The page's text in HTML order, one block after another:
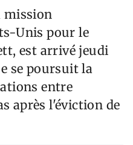
mission
Unis pour le
est arrivé jeudi
se poursuit la
entre
après l'éviction de